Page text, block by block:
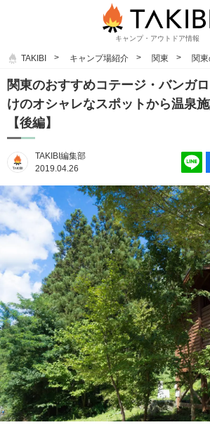
キャンプ・アウトドア情報
TAKIBI キャンプ場紹介 関東 関
関東のおすすめコテージ・バンガ
けのオシャレなスポットから温泉
【後編】
TAKIBI編集部
2019.04.26